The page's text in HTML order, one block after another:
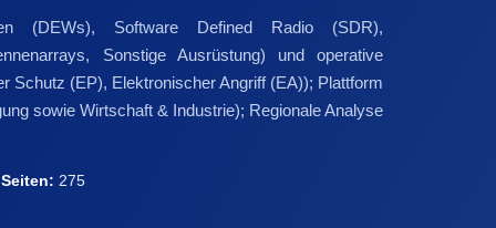
(DEWs), Software Defined Radio (SDR),
Sonstige Ausrüstung) und operative
Schutz (EP), Elektronischer Angriff (EA)); Plattform
sowie Wirtschaft & Industrie); Regionale Analyse
Seiten: 275